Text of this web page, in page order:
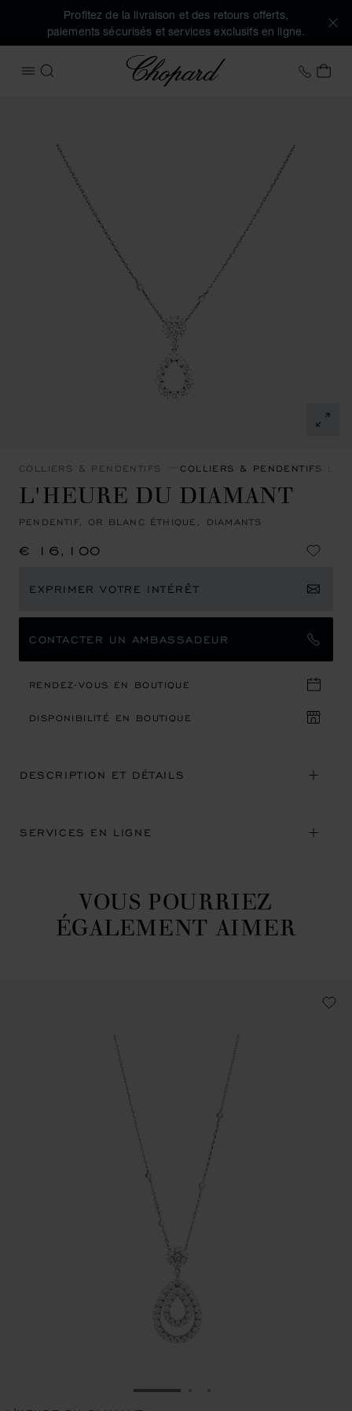
Profitez de la livraison et des retours offerts,
paiements sécurisés et services exclusifs en ligne.
OUVRIR LE MENU
RECHERCHER
Chopard +33
COLLIERS & PENDENTIFS COLLIERS & PENDENTIFS
L'HEURE DU DIAMANT
PENDENTIF, OR BLANC ÉTHIQUE, DIAMANTS
€ 16,100
EXPRIMER VOTRE INTÉRÊT
CONTACTER UN AMBASSADEUR
RENDEZ-VOUS EN BOUTIQUE
DISPONIBILITÉ EN BOUTIQUE
DESCRIPTION ET DÉTAILS
SERVICES EN LIGNE
VOUS POURRIEZ
ÉGALEMENT AIMER
ALLER À LA DIAPOSITIVE 1